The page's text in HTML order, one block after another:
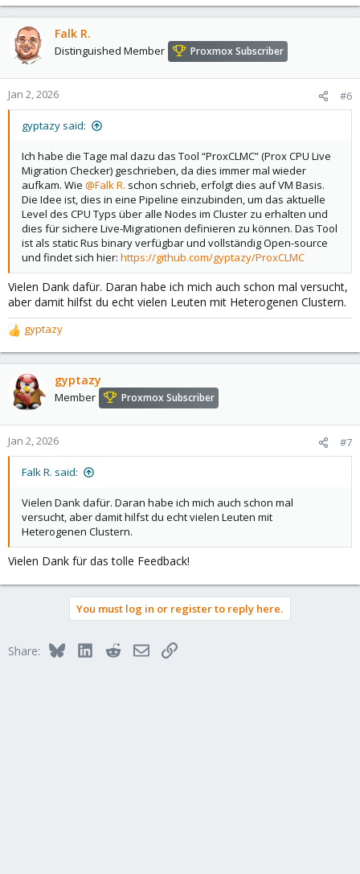
a
o
n
s
Falk R.
Distinguished Member Proxmox Subscriber
Jan 2, 2026 #6
gyptazy said:
Ich habe die Tage mal dazu das Tool “ProxCLMC” (Prox CPU Live
Migration Checker) geschrieben, da dies immer mal wieder
aufkam. Wie @Falk R. schon schrieb, erfolgt dies auf VM Basis.
Die Idee ist, dies in eine Pipeline einzubinden, um das aktuelle
Level des CPU Typs über alle Nodes im Cluster zu erhalten und
dies für sichere Live-Migrationen definieren zu können. Das Tool
ist als static Rus binary verfügbar und vollständig Open-source
und findet sich hier: https://github.com/gyptazy/ProxCLMC
Vielen Dank dafür. Daran habe ich mich auch schon mal versucht,
aber damit hilfst du echt vielen Leuten mit Heterogenen Clustern.
R
e
a
o
n
s
gyptazy
gyptazy
Member Proxmox Subscriber
Jan 2, 2026 #7
Falk R. said:
Vielen Dank dafür. Daran habe ich mich auch schon mal
versucht, aber damit hilfst du echt vielen Leuten mit
Heterogenen Clustern.
Vielen Dank für das tolle Feedback!
You must log in or register to reply here.
Share: BlueskyLinkedInRedditEmailLink